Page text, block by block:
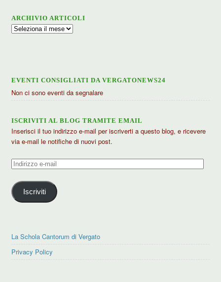
ARCHIVIO ARTICOLI
Archivio
EVENTI CONSIGLIATI DA VERGATONEWS24
Non ci sono eventi da segnalare
ISCRIVITI AL BLOG TRAMITE EMAIL
Inserisci il tuo indirizzo e-mail per iscriverti a questo blog, e ricevere
via e-mail le notifiche di nuovi post.
Indirizzo
mail
Iscriviti
La Schola Cantorum di Vergato
Privacy Policy